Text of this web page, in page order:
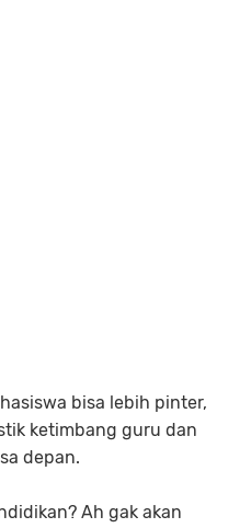
bisa lebih pinter,
ketimbang guru dan
depan.
Ah gak akan